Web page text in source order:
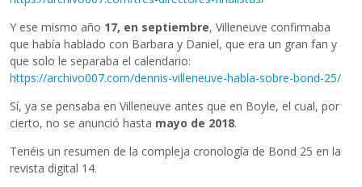
Y ese mismo año 17, en septiembre, Villeneuve confirmaba
que había hablado con Barbara y Daniel, que era un gran fan y
que solo le separaba el calendario:
https://archivo007.com/dennis-villeneuve-habla-sobre-bond-25/
Sí, ya se pensaba en Villeneuve antes que en Boyle, el cual, por
cierto, no se anunció hasta mayo de 2018.
Tenéis un resumen de la compleja cronología de Bond 25 en la
revista digital 14.